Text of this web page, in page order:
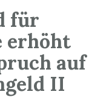
für
erhöht
auf
II